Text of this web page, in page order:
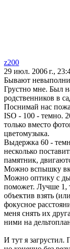
z200
29 июл. 2006 г.,
Бывают
Грустно мне. Был
родственников в
Поснимай нас
ISO - 100 - темно.
только вместо
цветомузыка.
Выдержка 60 -
несколько
памятник,
Можно вспышку
Можно оптику с
поможет. Лучше 1,
объектив взять
фокусное
меня снять их
ними на
И тут я загрустил.